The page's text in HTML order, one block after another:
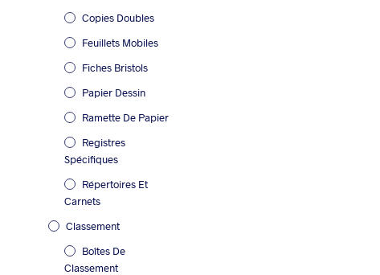
Copies Doubles
Feuillets Mobiles
Fiches Bristols
Papier Dessin
Ramette De Papier
Registres
Spécifiques
Répertoires Et
Carnets
Classement
Boîtes De
Classement